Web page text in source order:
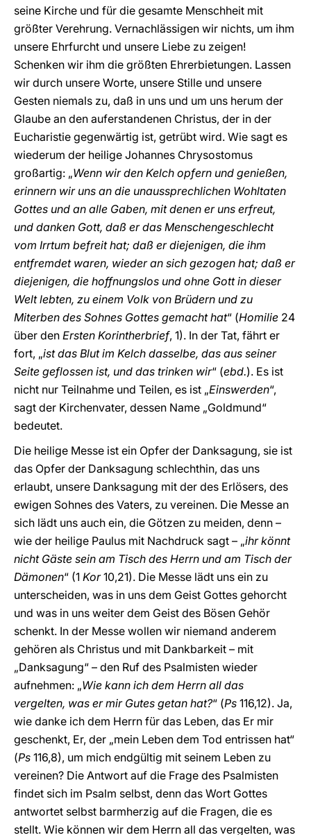
seine Kirche und für die gesamte Menschheit mit
größter Verehrung. Vernachlässigen wir nichts, um ihm
unsere Ehrfurcht und unsere Liebe zu zeigen!
Schenken wir ihm die größten Ehrerbietungen. Lassen
wir durch unsere Worte, unsere Stille und unsere
Gesten niemals zu, daß in uns und um uns herum der
Glaube an den auferstandenen Christus, der in der
Eucharistie gegenwärtig ist, getrübt wird. Wie sagt es
wiederum der heilige Johannes Chrysostomus
großartig: „Wenn wir den Kelch opfern und genießen,
erinnern wir uns an die unaussprechlichen Wohltaten
Gottes und an alle Gaben, mit denen er uns erfreut,
und danken Gott, daß er das Menschengeschlecht
vom Irrtum befreit hat; daß er diejenigen, die ihm
entfremdet waren, wieder an sich gezogen hat; daß er
diejenigen, die hoffnungslos und ohne Gott in dieser
Welt lebten, zu einem Volk von Brüdern und zu
Miterben des Sohnes Gottes gemacht hat“ (Homilie 24
über den Ersten Korintherbrief, 1). In der Tat, fährt er
fort, „ist das Blut im Kelch dasselbe, das aus seiner
Seite geflossen ist, und das trinken wir“ (ebd.). Es ist
nicht nur Teilnahme und Teilen, es ist „Einswerden“,
sagt der Kirchenvater, dessen Name „Goldmund“
bedeutet.
Die heilige Messe ist ein Opfer der Danksagung, sie ist
das Opfer der Danksagung schlechthin, das uns
erlaubt, unsere Danksagung mit der des Erlösers, des
ewigen Sohnes des Vaters, zu vereinen. Die Messe an
sich lädt uns auch ein, die Götzen zu meiden, denn –
wie der heilige Paulus mit Nachdruck sagt – „ihr könnt
nicht Gäste sein am Tisch des Herrn und am Tisch der
Dämonen“ (1 Kor10,21). Die Messe lädt uns ein zu
unterscheiden, was in uns dem Geist Gottes gehorcht
und was in uns weiter dem Geist des Bösen Gehör
schenkt. In der Messe wollen wir niemand anderem
gehören als Christus und mit Dankbarkeit – mit
„Danksagung“ – den Ruf des Psalmisten wieder
aufnehmen: „Wie kann ich dem Herrn all das
vergelten, was er mir Gutes getan hat?“ (Ps 116,12). Ja,
wie danke ich dem Herrn für das Leben, das Er mir
geschenkt, Er, der „mein Leben dem Tod entrissen hat“
(Ps 116,8), um mich endgültig mit seinem Leben zu
vereinen? Die Antwort auf die Frage des Psalmisten
findet sich im Psalm selbst, denn das Wort Gottes
antwortet selbst barmherzig auf die Fragen, die es
stellt. Wie können wir dem Herrn all das vergelten, was